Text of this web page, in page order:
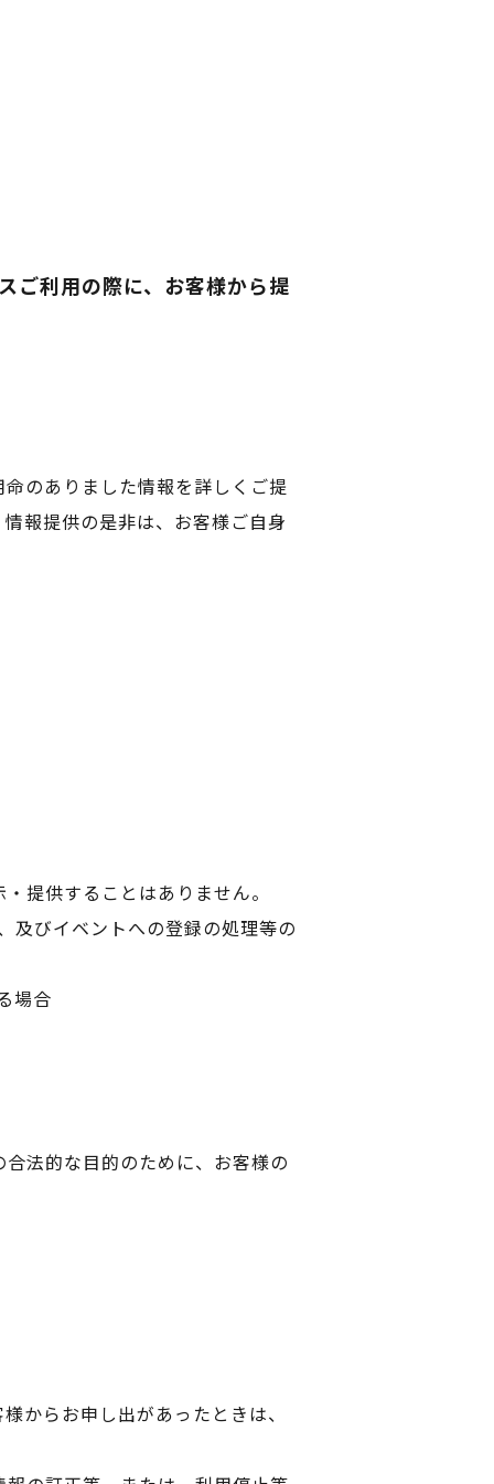
ご利用の際に、お客様から提
のありました情報を詳しくご提
報提供の是非は、お客様ご自身
提供することはありません。
及びイベントへの登録の処理等の
場合
法的な目的のために、お客様の
からお申し出があったときは、